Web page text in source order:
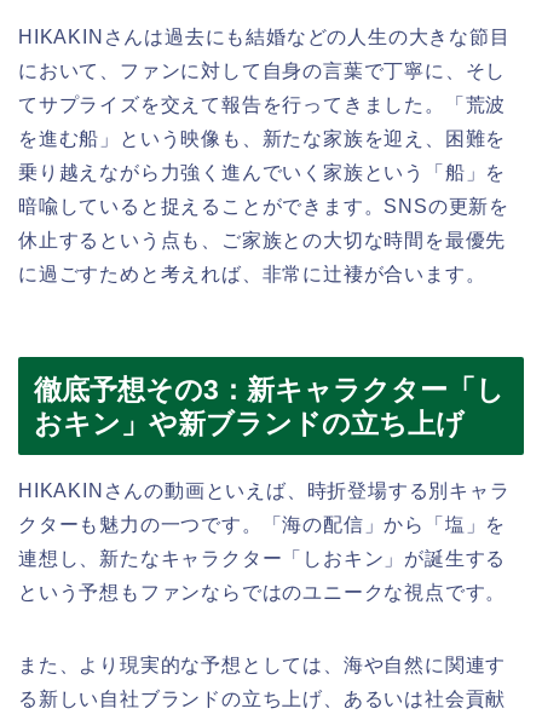
HIKAKINさんは過去にも結婚などの人生の大きな節目
において、ファンに対して自身の言葉で丁寧に、そし
てサプライズを交えて報告を行ってきました。「荒波
を進む船」という映像も、新たな家族を迎え、困難を
乗り越えながら力強く進んでいく家族という「船」を
暗喩していると捉えることができます。SNSの更新を
休止するという点も、ご家族との大切な時間を最優先
に過ごすためと考えれば、非常に辻褄が合います。
徹底予想その3：新キャラクター「し
おキン」や新ブランドの立ち上げ
HIKAKINさんの動画といえば、時折登場する別キャラ
クターも魅力の一つです。「海の配信」から「塩」を
連想し、新たなキャラクター「しおキン」が誕生する
という予想もファンならではのユニークな視点です。
また、より現実的な予想としては、海や自然に関連す
る新しい自社ブランドの立ち上げ、あるいは社会貢献